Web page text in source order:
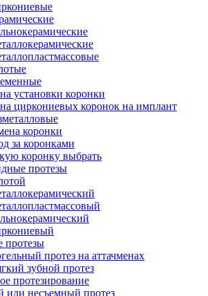
установки коронки
циркониевых коронок на имплант
коронки
за коронками
коронку выбрать
протезы
протезы
протез на аттачменах
зубной протез
протезирование
или несъемный протез